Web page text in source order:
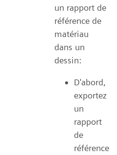
un rapport de
référence de
matériau
dans un
dessin:
D'abord,
exportez
un
rapport
de
référence